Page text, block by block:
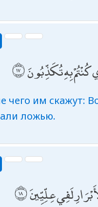
كُنْتُمْ بِهِ تُكَذِّبُونَ
чего им скажут:
ложью.
لَفِي عِلِّيِّينَ